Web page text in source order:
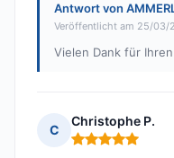
Antwort von
Veröffentlicht am 25/03/
Vielen Dank für
C
Christophe P.
Hinweis: 5 von 5